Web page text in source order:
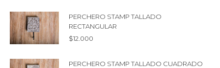
PERCHERO STAMP TALLADO
RECTANGULAR
$12.000
PERCHERO STAMP TALLADO CUADRADO